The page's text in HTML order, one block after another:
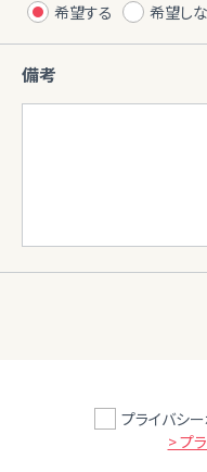
希望する 希望し
備考
プライバシ
> プ